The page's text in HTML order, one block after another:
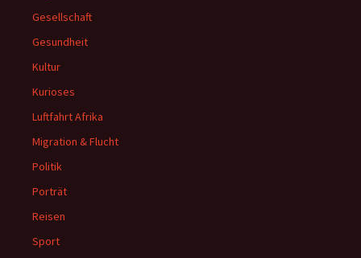
Gesellschaft
Gesundheit
Kultur
Kurioses
Luftfahrt Afrika
Migration & Flucht
Politik
Porträt
Reisen
Sport